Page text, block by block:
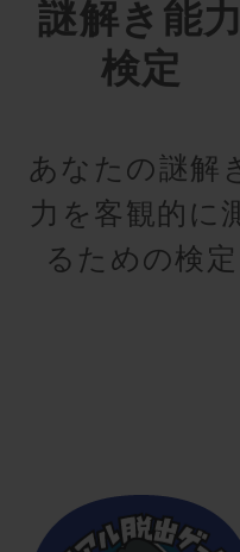
謎解き能
検定
あなたの謎解
力を客観的に
るための検定